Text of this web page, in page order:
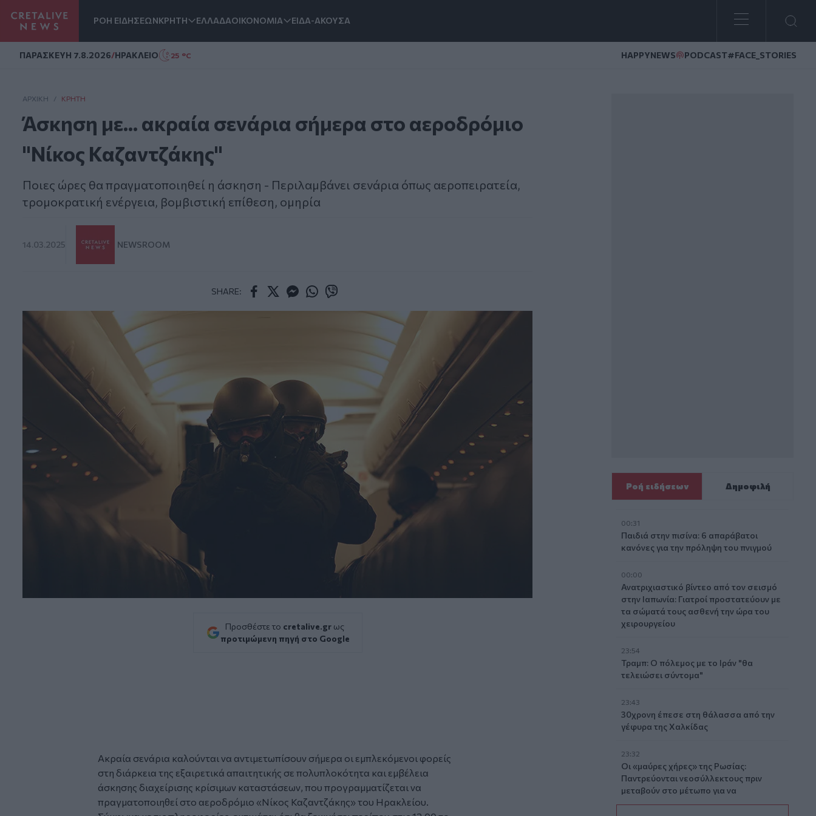
ΡΟΗ ΕΙΔΗΣΕΩΝΚΡΗΤΗ ΕΛΛΑΔΑΟΙΚΟΝΟΜΙΑ ΕΙΔΑ-ΑΚΟΥΣΑ
ΠΑΡΑΣΚΕΥΗ 7.8.2026/ΗΡΑΚΛΕΙΟ 25 °C HAPPYNEWS PODCAST#FACE_STORIES
ΑΡΧΙΚΗ / ΚΡΉΤΗ
Άσκηση με... ακραία σενάρια σήμερα στο αεροδρόμιο
"Νίκος Καζαντζάκης"
Ποιες ώρες θα πραγματοποιηθεί η άσκηση - Περιλαμβάνει σενάρια όπως αεροπειρατεία,
τρομοκρατική ενέργεια, βομβιστική επίθεση, ομηρία
14.03.2025 NEWSROOM
SHARE:
Προσθέστε το cretalive.gr ως
προτιμώμενη πηγή στο Google
Ακραία σενάρια καλούνται να αντιμετωπίσουν σήμερα οι εμπλεκόμενοι φορείς
στη διάρκεια της εξαιρετικά απαιτητικής σε πολυπλοκότητα και εμβέλεια
άσκησης διαχείρισης κρίσιμων καταστάσεων, που προγραμματίζεται να
πραγματοποιηθεί στο αεροδρόμιο «Νίκος Καζαντζάκης» του Ηρακλείου.
Ροή ειδήσεων Δημοφιλή
00:31
Παιδιά στην πισίνα: 6 απαράβατοι
κανόνες για την πρόληψη του πνιγμού
00:00
Ανατριχιαστικό βίντεο από τον σεισμό
στην Ιαπωνία: Γιατροί προστατεύουν με
τα σώματά τους ασθενή την ώρα του
χειρουργείου
23:54
Τραμπ: Ο πόλεμος με το Ιράν "θα
τελειώσει σύντομα"
23:43
30χρονη έπεσε στη θάλασσα από την
γέφυρα της Χαλκίδας
23:32
Οι «μαύρες χήρες» της Ρωσίας:
Παντρεύονται νεοσύλλεκτους πριν
μεταβούν στο μέτωπο για να
εισπράξουν τις «παχυλές»